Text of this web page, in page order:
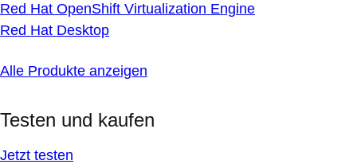
Red Hat OpenShift Virtualization Engine
Red Hat Desktop
Alle Produkte anzeigen
Testen und kaufen
Jetzt testen